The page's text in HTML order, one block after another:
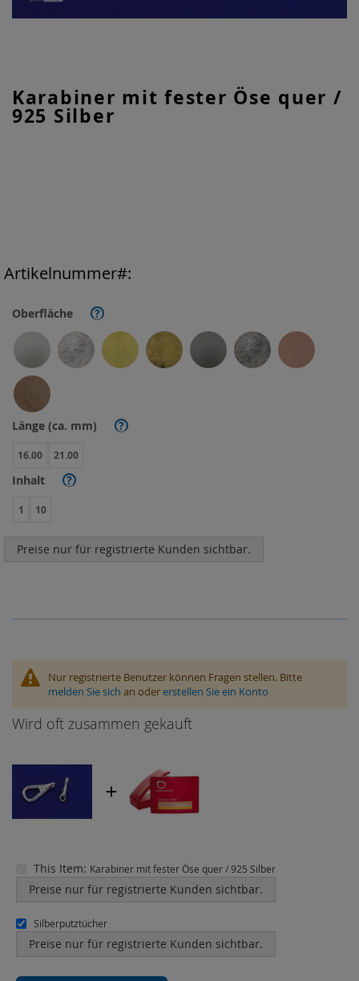
Karabiner mit fester Öse quer /
925 Silber
Oberfläche ?
Länge (ca. mm) ?
16.00 21.00
Inhalt ?
1 10
Preise nur für registrierte Kunden sichtbar.
Artikelnummer
Anfang
der
Bildgalerie
Nur registrierte Benutzer können Fragen stellen. Bitte
melden Sie sich an odererstellen Sie ein Konto
Wird oft zusammen gekauft
This Item: Karabiner mit fester Öse quer / 925 Silber
Preise nur für registrierte Kunden sichtbar.
Silberputztücher
Preise nur für registrierte Kunden sichtbar.